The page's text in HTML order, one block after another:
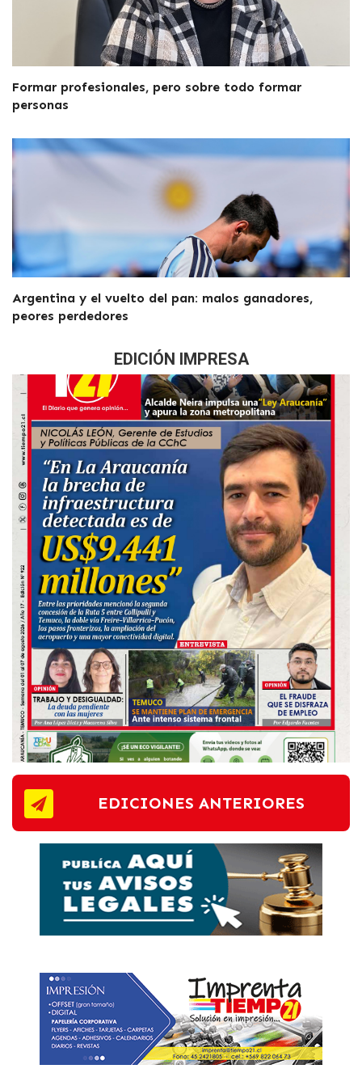
Formar profesionales, pero sobre todo formar
personas
Argentina y el vuelto del pan: malos ganadores,
peores perdedores
EDICIÓN IMPRESA
EDICIONES ANTERIORES